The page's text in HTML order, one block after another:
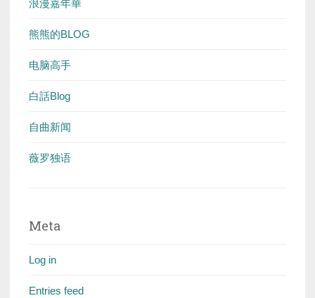
浪漫嘉年華
熊熊的BLOG
电脑高手
白話Blog
自曲新闻
薇罗独语
Meta
Log in
Entries feed